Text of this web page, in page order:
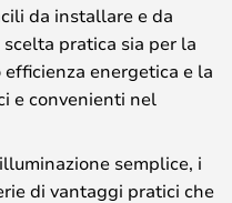
da installare e da
pratica sia per la
energetica e la
e convenienti nel
semplice, i
di vantaggi pratici che